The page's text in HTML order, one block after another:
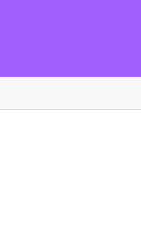
bị kẻ thù của ba